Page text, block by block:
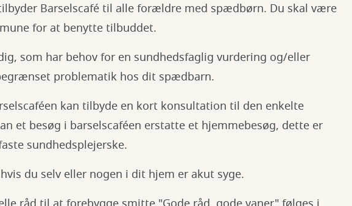
Barselscafé til alle forældre med spædbørn. Du skal være
for at benytte tilbuddet.
som har behov for en sundhedsfaglig vurdering og/eller
problematik hos dit spædbarn.
kan tilbyde en kort konsultation til den enkelte
et besøg i barselscaféen erstatte et hjemmebesøg, dette er
sundhedsplejerske.
du selv eller nogen i dit hjem er akut syge.